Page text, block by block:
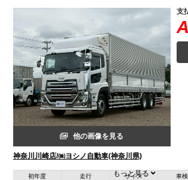
他の画像を見る
神奈川川崎店/㈱ヨシノ自動車(神奈川県)
支
初年度 走行 サイズ 車検
もっと見る